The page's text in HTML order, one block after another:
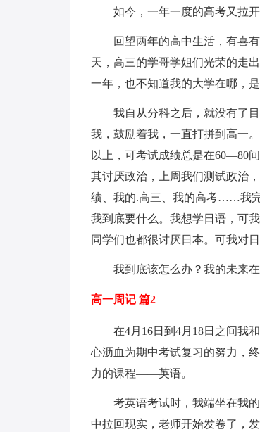
如今，一年一度的高考又拉
回望两年的高中生活，有喜
天，高三的学哥学姐们光荣的走
一年，也不知道我的大学在哪，
我自从分科之后，就没有了
我，鼓励着我，一直打拼到高一
以上，可考试成绩总是在60—80
其讨厌政治，上周我们测试政治
绩、我的.高三、我的高考……我
我到底要什么。我想学日语，可
同学们也都很讨厌日本。可我对
我到底该怎么办？我的未来
高一周记 篇2
在4月16日到4月18日之间我
心沥血为期中考试复习的努力，
力的课程——英语。
考英语考试时，我端坐在我
中拉回现实，老师开始发卷了，